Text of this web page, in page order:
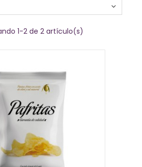
1-2 de 2 artículo(s)